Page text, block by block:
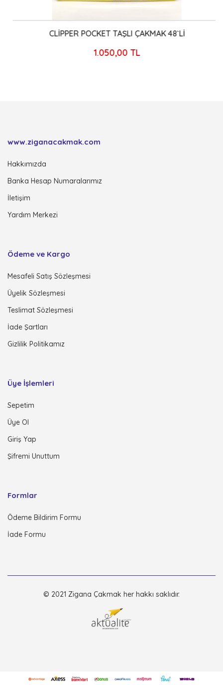
CLİPPER POCKET TAŞLI ÇAKMAK 48`Lİ
1.050,00 TL
www.ziganacakmak.com
Hakkımızda
Banka Hesap Numaralarımız
İletişim
Yardım Merkezi
Ödeme ve Kargo
Mesafeli Satış Sözleşmesi
Üyelik Sözleşmesi
Teslimat Sözleşmesi
İade Şartları
Gizlilik Politikamız
Üye İşlemleri
Sepetim
Üye Ol
Giriş Yap
Şifremi Unuttum
Formlar
Ödeme Bildirim Formu
İade Formu
© 2021 Zigana Çakmak her hakkı saklıdır.